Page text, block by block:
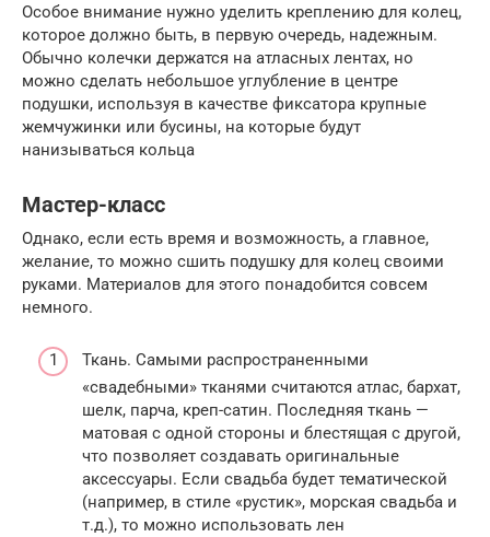
Особое внимание нужно уделить креплению для колец,
которое должно быть, в первую очередь, надежным.
Обычно колечки держатся на атласных лентах, но
можно сделать небольшое углубление в центре
подушки, используя в качестве фиксатора крупные
жемчужинки или бусины, на которые будут
нанизываться кольца
Мастер-класс
Однако, если есть время и возможность, а главное,
желание, то можно сшить подушку для колец своими
руками. Материалов для этого понадобится совсем
немного.
Ткань. Самыми распространенными
«свадебными» тканями считаются атлас, бархат,
шелк, парча, креп-сатин. Последняя ткань —
матовая с одной стороны и блестящая с другой,
что позволяет создавать оригинальные
аксессуары. Если свадьба будет тематической
(например, в стиле «рустик», морская свадьба и
т.д.), то можно использовать лен